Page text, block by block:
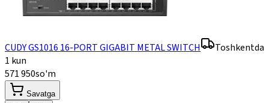
CUDY GS1016 16-PORT GIGABIT METAL SWITCH
Toshkentda
1 kun
571 950so'm
Savatga